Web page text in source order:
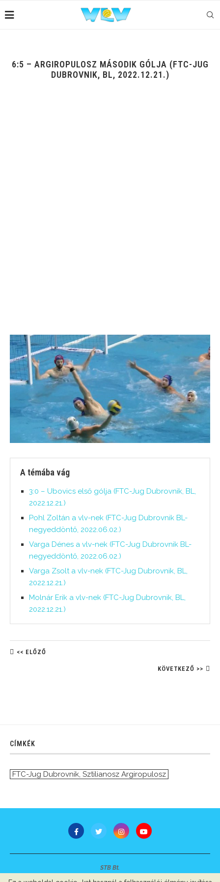
6:5 – ARGIROPULOSZ MÁSODIK GÓLJA (FTC-JUG
DUBROVNIK, BL, 2022.12.21.)
A témába vág
3:0 – Ubovics első gólja (FTC-Jug Dubrovnik, BL,
2022.12.21.)
Pohl Zoltán a vlv-nek (FTC-Jug Dubrovnik BL-
negyeddöntő, 2022.06.02.)
Varga Dénes a vlv-nek (FTC-Jug Dubrovnik BL-
negyeddöntő, 2022.06.02.)
Varga Zsolt a vlv-nek (FTC-Jug Dubrovnik, BL,
2022.12.21.)
Molnár Erik a vlv-nek (FTC-Jug Dubrovnik, BL,
2022.12.21.)
<< ELŐZŐ
KÖVETKEZŐ >>
CÍMKÉK
FTC-Jug Dubrovnik, Sztilianosz Argiropulosz
STB Bt.